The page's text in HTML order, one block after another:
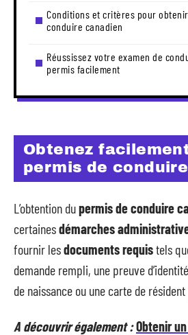
Conditions et critères pour
conduire canadien
Réussissez votre examen de
permis facilement
Obtenez
permis de
L’obtention dupermis de conduire
certainesdémarches
fournir lesdocuments requistels
demande rempli, une preuve
de naissance ou une carte de
A découvrir également :Obtenir